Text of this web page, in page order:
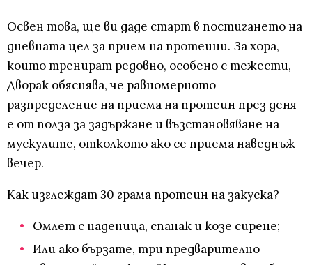
Освен това, ще ви даде старт в постигането на
дневната цел за прием на протеини. За хора,
които тренират редовно, особено с тежести,
Дворак обяснява, че равномерното
разпределение на приема на протеин през деня
е от полза за задържане и възстановяване на
мускулите, отколкото ако се приема наведнъж
вечер.
Как изглеждат 30 грама протеин на закуска?
Омлет с наденица, спанак и козе сирене;
Или ако бързате, три предварително